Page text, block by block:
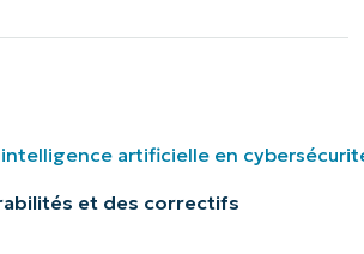
et des correctifs